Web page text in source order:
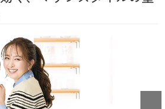
下着
具
通販すべて
着
品
通販すべて
ント